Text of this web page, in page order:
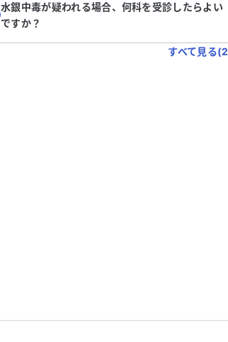
水銀中毒が疑われる場合、何科を受診したらよい
ですか？
すべて見る(2